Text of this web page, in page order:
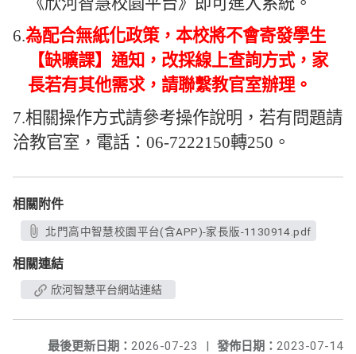
6.為配合無紙化政策，本校將不會寄發學生
【缺曠課】通知，改採線上查詢方式，家
長若有其他需求，請聯繫教官室辦理。
7.相關操作方式請參考操作說明，若有問題請
洽教官室，電話： 06-7222150轉250 。
相關附件
北門高中智慧校園平台(含APP)-家長版-1130914.pdf
相關連結
欣河智慧平台網站連結
發佈日期： 2023-07-14
最後更新日期： 2026-07-23
|